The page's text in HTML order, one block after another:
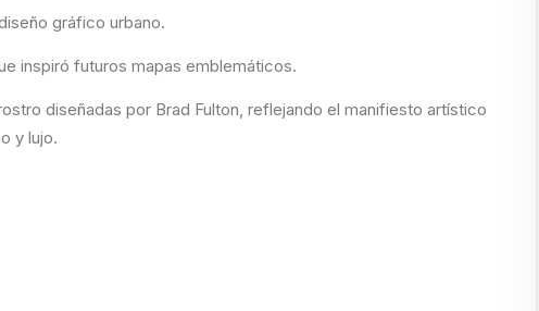
gráfico urbano.
inspiró futuros mapas emblemáticos.
diseñadas por Brad Fulton, reflejando el manifiesto artístico
y lujo.